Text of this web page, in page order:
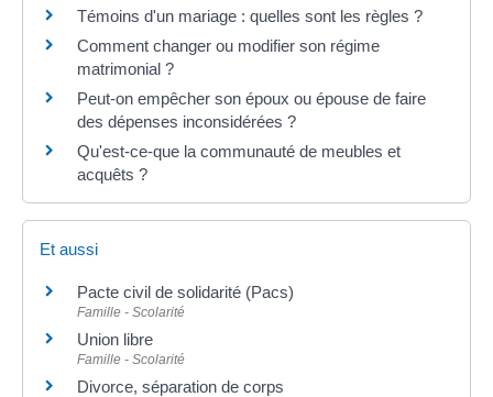
Témoins d'un mariage : quelles sont les règles ?
Comment changer ou modifier son régime
matrimonial ?
Peut-on empêcher son époux ou épouse de faire
des dépenses inconsidérées ?
Qu'est-ce-que la communauté de meubles et
acquêts ?
Et aussi
Pacte civil de solidarité (Pacs)
Famille - Scolarité
Union libre
Famille - Scolarité
Divorce, séparation de corps